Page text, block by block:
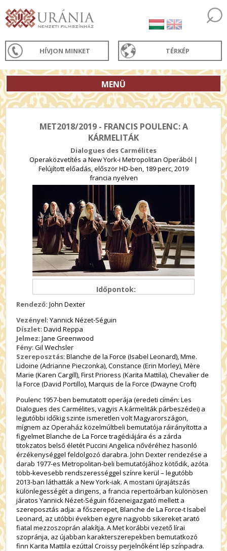
HÍVJON MINKET TÉRKÉP
MENÜ
MET2018/2019 - FRANCIS POULENC: A
KÁRMELITÁK
Dialogues des Carmélites
Operaközvetítés a New York-i Metropolitan Operából |
Felújított előadás, először HD-ben, 189 perc, 2019
francia nyelven
Időpontok:
Rendező: John Dexter
Vezényel: Yannick Nézet-Séguin
Díszlet: David Reppa
Jelmez: Jane Greenwood
Fény: Gil Wechsler
Szereposztás: Blanche de la Force (Isabel Leonard), Mme.
Lidoine (Adrianne Pieczonka), Constance (Erin Morley), Mère
Marie (Karen Cargill), First Prioress (Karita Mattila), Chevalier de
la Force (David Portillo), Marquis de la Force (Dwayne Croft)
Poulenc 1957-ben bemutatott operája (eredeti címén: Les
Dialogues des Carmélites, vagyis A kármeliták párbeszédei) a
legutóbbi időkig szinte ismeretlen volt Magyarországon,
mígnem az Operaház közelmúltbeli bemutatója ráirányította a
figyelmet Blanche de La Force tragédiájára és a zárda
titokzatos belső életét Puccini Angelica nővéréhez hasonló
érzékenységgel feldolgozó darabra. John Dexter rendezése a
darab 1977-es Metropolitan-beli bemutatójához kötődik, azóta
több-kevesebb rendszerességgel színre kerül – legutóbb
2013-ban láthatták a New York-iak. A mostani újrajátszás
különlegességét a dirigens, a francia repertoárban különösen
járatos Yannick Nézet-Séguin főzeneigazgató mellett a
szereposztás adja: a főszerepet, Blanche de La Force-t Isabel
Leonard, az utóbbi években egyre nagyobb sikereket arató
fiatal mezzoszoprán alakítja. A Met korábbi vezető lírai
szopránja, az újabban karakterszerepekben bemutatkozó
finn Karita Mattila ezúttal Croissy perjelnőként lép színpadra.